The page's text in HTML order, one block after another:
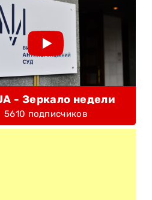
- Зеркало недели
5610 подписчиков